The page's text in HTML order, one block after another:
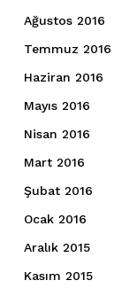
Ağustos 2016
Temmuz 2016
Haziran 2016
Mayıs 2016
Nisan 2016
Mart 2016
Şubat 2016
Ocak 2016
Aralık 2015
Kasım 2015